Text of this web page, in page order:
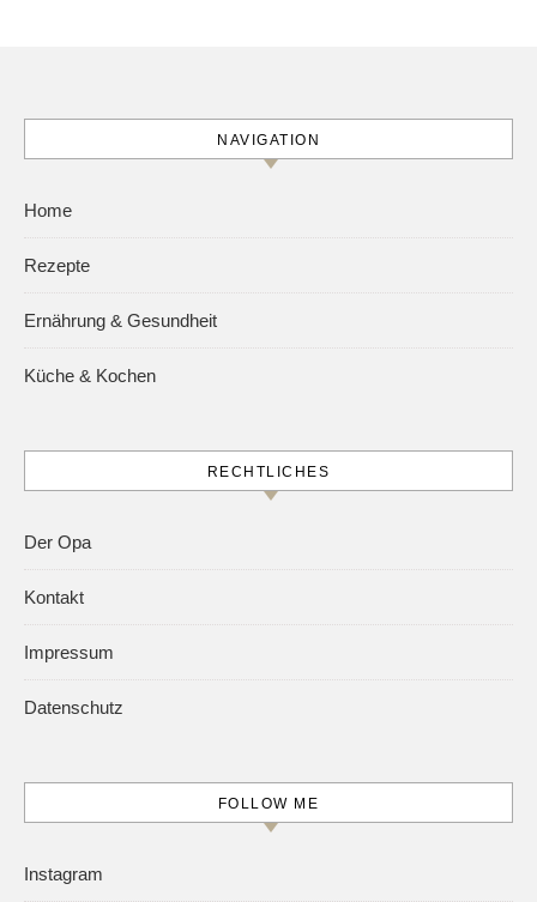
NAVIGATION
Home
Rezepte
Ernährung & Gesundheit
Küche & Kochen
RECHTLICHES
Der Opa
Kontakt
Impressum
Datenschutz
FOLLOW ME
Instagram